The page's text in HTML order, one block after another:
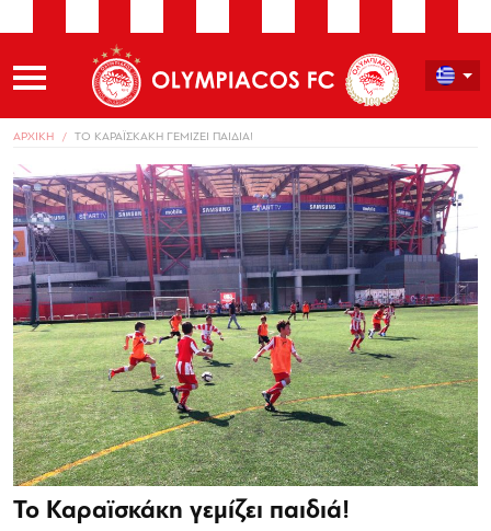
ΑΡΧΙΚΗ ΤΟ ΚΑΡΑΪΣΚΑΚΗ ΓΕΜΙΖΕΙ ΠΑΙΔΙΑ!
Το Καραϊσκάκη γεμίζει παιδιά!